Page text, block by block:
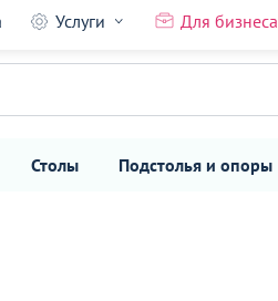
Услуги Для бизнеса
Столы Подстолья и опоры